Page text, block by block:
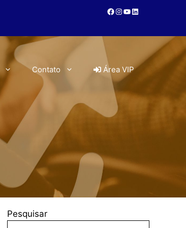
Contato Área VIP
Pesquisar